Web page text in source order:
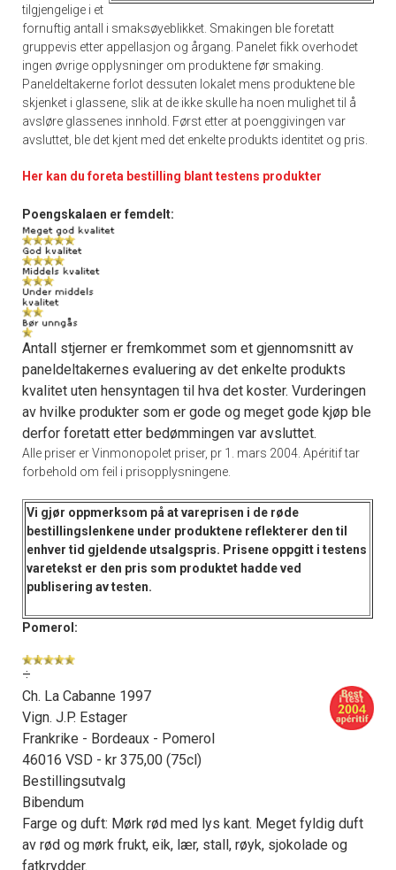
tilgjengelige i et
fornuftig antall i smaksøyeblikket. Smakingen ble foretatt
gruppevis etter appellasjon og årgang. Panelet fikk overhodet
ingen øvrige opplysninger om produktene før smaking.
Paneldeltakerne forlot dessuten lokalet mens produktene ble
skjenket i glassene, slik at de ikke skulle ha noen mulighet til å
avsløre glassenes innhold. Først etter at poenggivingen var
avsluttet, ble det kjent med det enkelte produkts identitet og pris.
Her kan du foreta bestilling blant testens produkter
Poengskalaen er femdelt:
Antall stjerner er fremkommet som et gjennomsnitt av
paneldeltakernes evaluering av det enkelte produkts
kvalitet uten hensyntagen til hva det koster. Vurderingen
av hvilke produkter som er gode og meget gode kjøp ble
derfor foretatt etter bedømmingen var avsluttet.
Alle priser er Vinmonopolet priser, pr 1. mars 2004. Apéritif tar
forbehold om feil i prisopplysningene.
Vi gjør oppmerksom på at vareprisen i de røde
bestillingslenkene under produktene reflekterer den til
enhver tid gjeldende utsalgspris. Prisene oppgitt i testens
varetekst er den pris som produktet hadde ved
publisering av testen.
Pomerol:
÷
Ch. La Cabanne 1997
Vign. J.P. Estager
Frankrike - Bordeaux - Pomerol
46016 VSD - kr 375,00 (75cl)
Bestillingsutvalg
Bibendum
Farge og duft: Mørk rød med lys kant. Meget fyldig duft
av rød og mørk frukt, eik, lær, stall, røyk, sjokolade og
fatkrydder.